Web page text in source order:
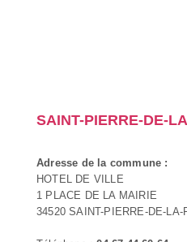
SAINT-PIERRE-DE-
Adresse de la commune :
HOTEL DE VILLE
1 PLACE DE LA MAIRIE
34520 SAINT-PIERRE-DE-LA-